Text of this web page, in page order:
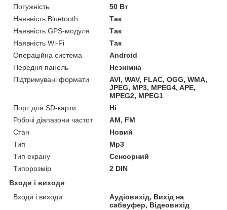
Потужність
50 Вт
Наявність Bluetooth
Так
Наявність GPS-модуля
Так
Наявність Wi-Fi
Так
Операційна система
Android
Передня панель
Незнімна
Підтримувані формати
AVI, WAV, FLAC, OGG, WMA,
JPEG, MP3, MPEG4, APE,
MPEG2, MPEG1
Порт для SD-карти
Ні
Робочі діапазони частот
AM, FM
Стан
Новий
Тип
Mp3
Тип екрану
Сенсорний
Типорозмір
2 DIN
Входи і виходи
Входи і виходи
Аудіовихід, Вихід на
сабвуфер, Відеовихід